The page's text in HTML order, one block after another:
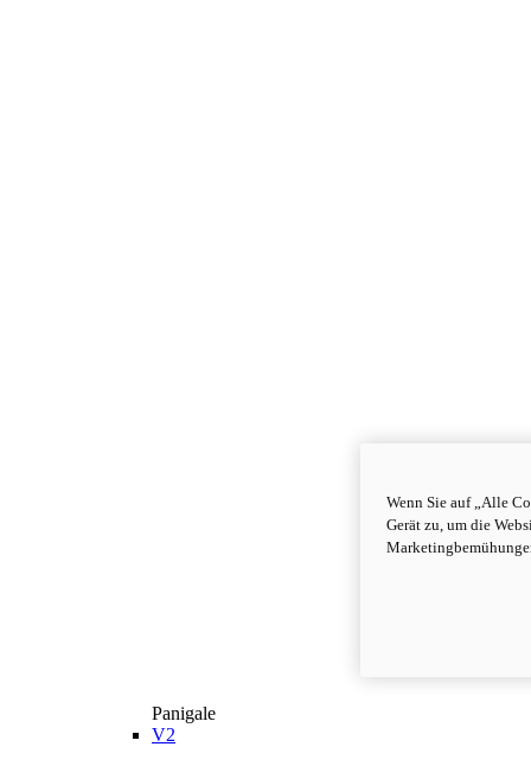
Panigale
V2
Wenn Sie auf „Alle
Gerät zu, um die